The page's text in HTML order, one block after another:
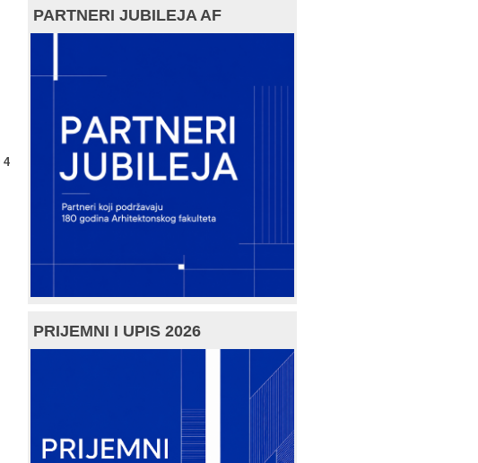
4
PARTNERI JUBILEJA AF
PRIJEMNI I UPIS 2026